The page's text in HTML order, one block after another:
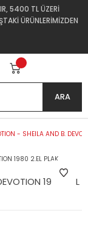
5400 TL ÜZERİ
ÜRÜNLERİMİZDEN
ARA
- SHEILA AND B.
1980 2.EL